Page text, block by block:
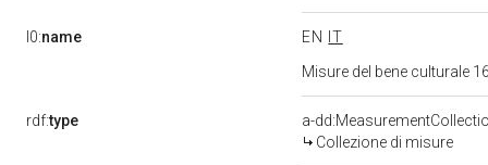
l0:name EN
IT
Misure del bene culturale
rdf:type
a-
Collezione di misure